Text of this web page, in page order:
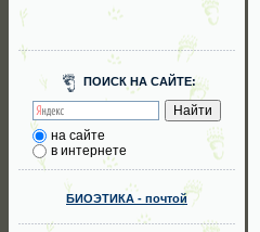
ПОИСК НА САЙТЕ:
на сайте
в интернете
БИОЭТИКА - почтой